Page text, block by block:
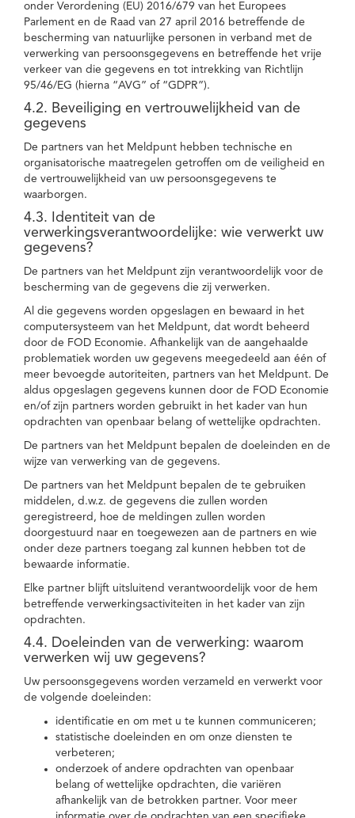
onder Verordening (EU) 2016/679 van het Europees
Parlement en de Raad van 27 april 2016 betreffende de
bescherming van natuurlijke personen in verband met de
verwerking van persoonsgegevens en betreffende het vrije
verkeer van die gegevens en tot intrekking van Richtlijn
95/46/EG (hierna “AVG” of “GDPR”).
4.2. Beveiliging en vertrouwelijkheid van de
gegevens
De partners van het Meldpunt hebben technische en
organisatorische maatregelen getroffen om de veiligheid en
de vertrouwelijkheid van uw persoonsgegevens te
waarborgen.
4.3. Identiteit van de
verwerkingsverantwoordelijke: wie verwerkt uw
gegevens?
De partners van het Meldpunt zijn verantwoordelijk voor de
bescherming van de gegevens die zij verwerken.
Al die gegevens worden opgeslagen en bewaard in het
computersysteem van het Meldpunt, dat wordt beheerd
door de FOD Economie. Afhankelijk van de aangehaalde
problematiek worden uw gegevens meegedeeld aan één of
meer bevoegde autoriteiten, partners van het Meldpunt. De
aldus opgeslagen gegevens kunnen door de FOD Economie
en/of zijn partners worden gebruikt in het kader van hun
opdrachten van openbaar belang of wettelijke opdrachten.
De partners van het Meldpunt bepalen de doeleinden en de
wijze van verwerking van de gegevens.
De partners van het Meldpunt bepalen de te gebruiken
middelen, d.w.z. de gegevens die zullen worden
geregistreerd, hoe de meldingen zullen worden
doorgestuurd naar en toegewezen aan de partners en wie
onder deze partners toegang zal kunnen hebben tot de
bewaarde informatie.
Elke partner blijft uitsluitend verantwoordelijk voor de hem
betreffende verwerkingsactiviteiten in het kader van zijn
opdrachten.
4.4. Doeleinden van de verwerking: waarom
verwerken wij uw gegevens?
Uw persoonsgegevens worden verzameld en verwerkt voor
de volgende doeleinden:
identificatie en om met u te kunnen communiceren;
statistische doeleinden en om onze diensten te
verbeteren;
onderzoek of andere opdrachten van openbaar
belang of wettelijke opdrachten, die variëren
afhankelijk van de betrokken partner. Voor meer